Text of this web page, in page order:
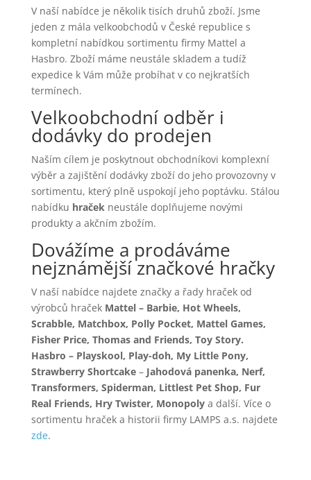
V naší nabídce je několik tisích druhů zboží. Jsme
jeden z mála velkoobchodů v České republice s
kompletní nabídkou sortimentu firmy Mattel a
Hasbro. Zboží máme neustále skladem a tudíž
expedice k Vám může probíhat v co nejkratších
termínech.
Velkoobchodní odběr i
dodávky do prodejen
Naším cílem je poskytnout obchodníkovi komplexní
výběr a zajištění dodávky zboží do jeho provozovny v
sortimentu, který plně uspokojí jeho poptávku. Stálou
nabídku hračekneustále doplňujeme novými
produkty a akčním zbožím.
Dovážíme a prodáváme
nejznámější značkové hračky
V naší nabídce najdete značky a řady hraček od
výrobců hraček Mattel – Barbie, Hot Wheels,
Scrabble, Matchbox, Polly Pocket, Mattel Games,
Fisher Price, Thomas and Friends, Toy Story.
Hasbro – Playskool, Play-doh, My Little Pony,
Strawberry Shortcake– Jahodová panenka, Nerf,
Transformers, Spiderman, Littlest Pet Shop, Fur
Real Friends, Hry Twister, Monopoly a další. Více o
sortimentu hraček a historii firmy LAMPS a.s. najdete
zde.